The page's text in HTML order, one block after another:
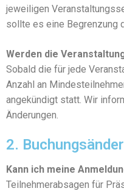
jeweiligen
sollte es eine Begrenzung
Werden die
Sobald die für jede
Anzahl an
angekündigt statt. Wir
Änderungen.
2.
Kann ich meine
Teilnehmerabsagen für